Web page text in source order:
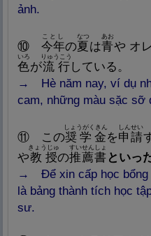
ảnh.
⑩ 今年
ことし
の夏
なつ
は青
あお
や オ
色
いろ
が流
Nghĩa: Nước chảy, lưu hành
行
HẠNG
りゅうこう
している。
→ Hè năm nay, ví dụ
cam, những màu sặc sỡ
⑪ この奨 学 金
しょうがくきん
を申請
しんせい
や教 授
きょうじゅ
の推薦書
すいせんしょ
といっ
→ Để xin cấp học bổng
là bảng thành tích học
sư.